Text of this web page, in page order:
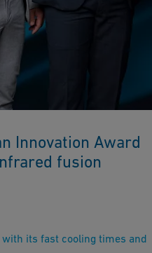
Innovation Award
fusion
its fast cooling times and